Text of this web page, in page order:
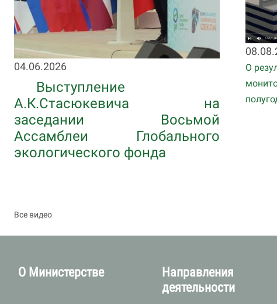
04.06.2026
Выступление
А.К.Стасюкевича на
заседании Восьмой
Ассамблеи Глобального
экологического фонда
О
Все видео
О Министерстве
Направления
деятельности